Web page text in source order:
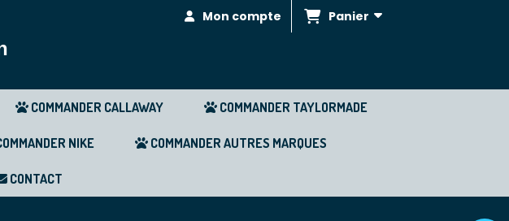
Mon compte Panier
COMMANDER CALLAWAY COMMANDER TAYLORMADE
NIKE COMMANDER AUTRES MARQUES
CONTACT